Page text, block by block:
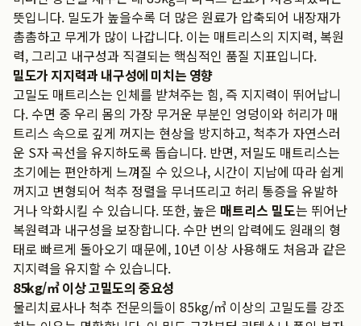
뜻입니다. 밀도가 높을수록 더 많은 원료가 압축되어 내장재가
촘촘하고 무게가 많이 나갑니다. 이는 매트리스의 지지력, 복원
력, 그리고 내구성과 직결되는 핵심적인 품질 지표입니다.
밀도가 지지력과 내구성에 미치는 영향
고밀도 매트리스는 인체를 받쳐주는 힘, 즉 지지력이 뛰어납니
다. 수면 중 우리 몸의 가장 무거운 부분인 엉덩이와 허리가 매
트리스 속으로 깊게 꺼지는 현상을 방지하고, 척추가 자연스러
운 S자 곡선을 유지하도록 돕습니다. 반면, 저밀도 매트리스는
초기에는 편안하게 느껴질 수 있으나, 시간이 지남에 따라 쉽게
꺼지고 변형되어 척추 정렬을 무너뜨리고 허리 통증을 유발하
거나 악화시킬 수 있습니다. 또한, 높은 매트리스 밀도는 뛰어난
복원력과 내구성을 보장합니다. 수만 번의 압력에도 원래의 형
태로 빠르게 돌아오기 때문에, 10년 이상 사용해도 처음과 같은
지지력을 유지할 수 있습니다.
85kg/㎥ 이상 고밀도의 중요성
물리치료사나 척추 전문의들이 85kg/㎥ 이상의 고밀도를 강조